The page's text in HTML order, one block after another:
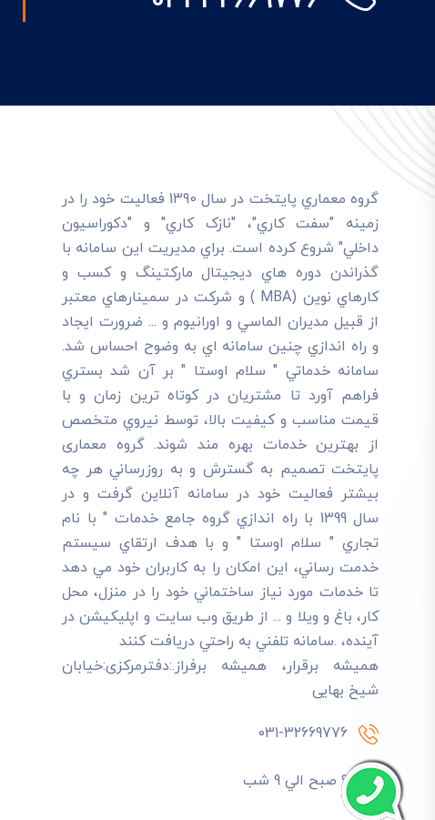
گروه معماري پايتخت در سال 1390 فعاليت خود را در
زمينه "سفت کاري"، "نازک کاري" و "دکوراسيون
داخلي" شروع کرده است. براي مديريت اين سامانه با
گذراندن دوره هاي ديجيتال مارکتينگ و کسب و
کارهاي نوين (MBA ) و شرکت در سمينارهاي معتبر
از قبيل مديران الماسي و اورانيوم و ... ضرورت ايجاد
و راه اندازي چنين سامانه اي به وضوح احساس شد.
سامانه خدماتي " سلام اوستا " بر آن شد بستري
فراهم آورد تا مشتريان در کوتاه ترين زمان و با
قيمت مناسب و کيفيت بالا، توسط نيروي متخصص
از بهترين خدمات بهره مند شوند. گروه معماری
پایتخت تصميم به گسترش و به روزرساني هر چه
بيشتر فعاليت خود در سامانه آنلاين گرفت و در
سال 1399 با راه اندازي گروه جامع خدمات " با نام
تجاري " سلام اوستا " و با هدف ارتقاي سيستم
خدمت رساني، اين امکان را به کاربران خود مي دهد
تا خدمات مورد نياز ساختماني خود را در منزل، محل
کار، باغ و ويلا و ... از طريق وب سايت و اپليکيشن در
آينده، .سامانه تلفني به راحتي دريافت کنند
هميشه برقرار، هميشه برفراز.:دفترمرکزی:خیابان
شیخ بهایی
031-32669776
9 صبح الي 9 شب